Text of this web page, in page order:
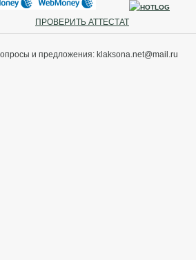
ПРОВЕРИТЬ АТТЕСТАТ
и предложения: klaksona.net@mail.ru